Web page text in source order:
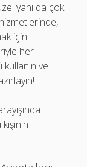
yanı da çok
için
her
ve